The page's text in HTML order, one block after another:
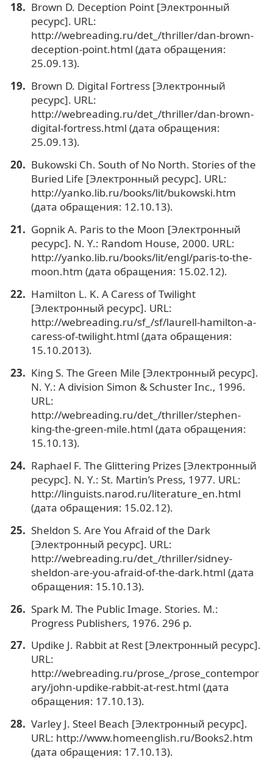
Brown D. Deception Point [Электронный
ресурс]. URL:
http://webreading.ru/det_/thriller/dan-brown-
deception-point.html (дата обращения:
25.09.13).
Brown D. Digital Fortress [Электронный
ресурс]. URL:
http://webreading.ru/det_/thriller/dan-brown-
digital-fortress.html (дата обращения:
25.09.13).
Bukowski Ch. South of No North. Stories of the
Buried Life [Электронный ресурс]. URL:
http://yanko.lib.ru/books/lit/bukowski.htm
(дата обращения: 12.10.13).
Gopnik A. Paris to the Moon [Электронный
ресурс]. N. Y.: Random House, 2000. URL:
http://yanko.lib.ru/books/lit/engl/paris-to-the-
moon.htm (дата обращения: 15.02.12).
Hamilton L. K. A Caress of Twilight
[Электронный ресурс]. URL:
http://webreading.ru/sf_/sf/laurell-hamilton-a-
caress-of-twilight.html (дата обращения:
15.10.2013).
King S. The Green Mile [Электронный ресурс].
N. Y.: А division Simon & Schuster Inc., 1996.
URL:
http://webreading.ru/det_/thriller/stephen-
king-the-green-mile.html (дата обращения:
15.10.13).
Raphael F. The Glittering Prizes [Электронный
ресурс]. N. Y.: St. Martin’s Press, 1977. URL:
http://linguists.narod.ru/literature_en.html
(дата обращения: 15.02.12).
Sheldon S. Are You Afraid of the Dark
[Электронный ресурс]. URL:
http://webreading.ru/det_/thriller/sidney-
sheldon-are-you-afraid-of-the-dark.html (дата
обращения: 15.10.13).
Spark M. The Public Image. Stories. M.:
Progress Publishers, 1976. 296 p.
Updike J. Rabbit at Rest [Электронный ресурс].
URL:
http://webreading.ru/prose_/prose_contempor
ary/john-updike-rabbit-at-rest.html (дата
обращения: 17.10.13).
Varley J. Steel Beach [Электронный ресурс].
URL: http://www.homeenglish.ru/Books2.htm
(дата обращения: 17.10.13).